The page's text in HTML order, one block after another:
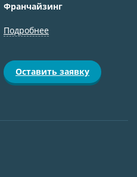
Франчайзинг
Подробнее
Оставить заявку